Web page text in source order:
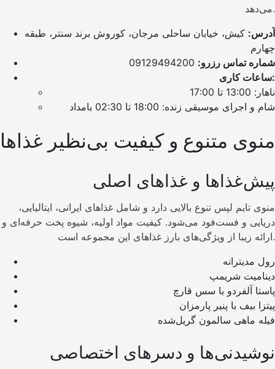
می‌دهد.
آدرس: کیش، خیابان ساحلی مرجان، کوروش برند سنتر، طبقه
چهارم
شماره تماس رزرو:
ساعات کاری:
ناهار: 13:00 تا 17:00
شام و اجرای موسیقی زنده: 18:00 تا 02:30 بامداد
منوی متنوع و کیفیت بی‌نظیر غذاها
پیش‌غذاها و غذاهای اصلی
منوی تایم لپس تنوع بالایی دارد و شامل غذاهای ایرانی، ایتالیایی،
دریایی و فست‌فود می‌شود. کیفیت مواد اولیه، شیوه پخت حرفه‌ای و
ارائه زیبا از ویژگی‌های بارز غذاهای این مجموعه است.
رول مدیترانه
دینامیت شریمپ
پاستا آلفردو با سس قارچ
پیتزا بیف با پنیر پارمزان
فیله ماهی سالمون گریل‌شده
نوشیدنی‌ها و دسرهای اختصاصی